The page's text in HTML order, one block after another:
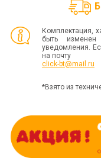
Комплектация,
быть изменен
уведомления.
на почту
click-bt@mail.ru
*Взято из